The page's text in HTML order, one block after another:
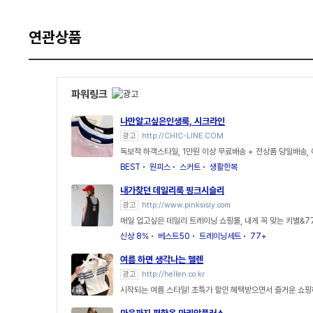
연관상품
파워링크
나만알고싶은인생룩, 시크라인
광고 http://CHIC-LINE.COM
독보적 하객스타일, 1만원 이상 무료배송 + 전상품 당일배송,
BEST
원피스 스커트 생활한복
내가찾던 데일리룩 핑크시슬리
광고 http://www.pinksisly.com
매일 입고싶은 데일리 트레이닝 쇼핑몰, 내게 꼭 맞는 키별
신상 8%
베스트50 트레이닝세트 77+
여름 하면 생각나는 헬렌
광고 http://hellen.co.kr
시작되는 여름 스타일! 초특가 할인 혜택받으면서 즐거운 쇼